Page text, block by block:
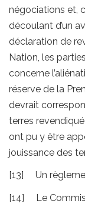
négociations et,
découlant d’un
déclaration de
Nation, les
concerne
réserve de la
devrait
terres
ont pu y être
jouissance des
[13] Un
[14] Le